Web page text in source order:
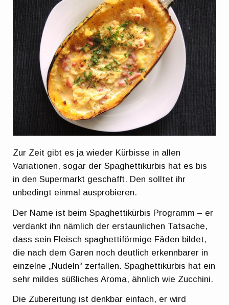
Zur Zeit gibt es ja wieder Kürbisse in allen
Variationen, sogar der Spaghettikürbis hat es bis
in den Supermarkt geschafft. Den solltet ihr
unbedingt einmal ausprobieren.
Der Name ist beim Spaghettikürbis Programm – er
verdankt ihn nämlich der erstaunlichen Tatsache,
dass sein Fleisch spaghettiförmige Fäden bildet,
die nach dem Garen noch deutlich erkennbarer in
einzelne „Nudeln“ zerfallen. Spaghettikürbis hat ein
sehr mildes süßliches Aroma, ähnlich wie Zucchini.
Die Zubereitung ist denkbar einfach, er wird